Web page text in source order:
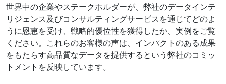
世界中の企業やステークホルダーが、弊社のデータインテ
リジェンス及びコンサルティングサービスを通じてどのよ
うに恩恵を受け、戦略的優位性を獲得したか、実例をご覧
ください。これらのお客様の声は、インパクトのある成果
をもたらす高品質なデータを提供するという弊社のコミッ
トメントを反映しています。